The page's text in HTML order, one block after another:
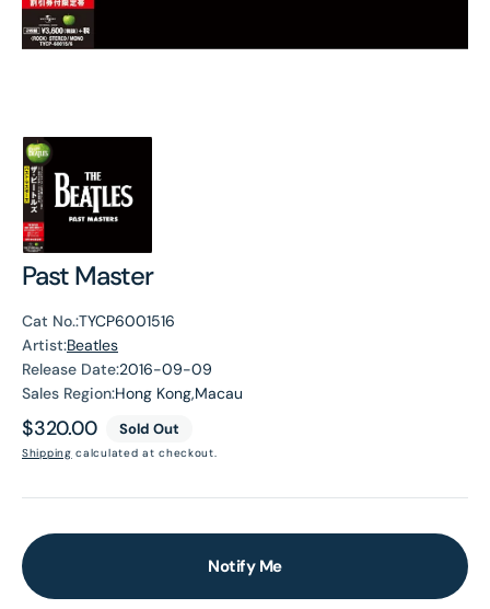
Past Master
Cat No.:TYCP6001516
Artist:Beatles
Release Date:2016-09-09
Sales Region:Hong Kong,Macau
Regular
price
$320.00 Sold Out
Shipping calculated at checkout.
Notify Me